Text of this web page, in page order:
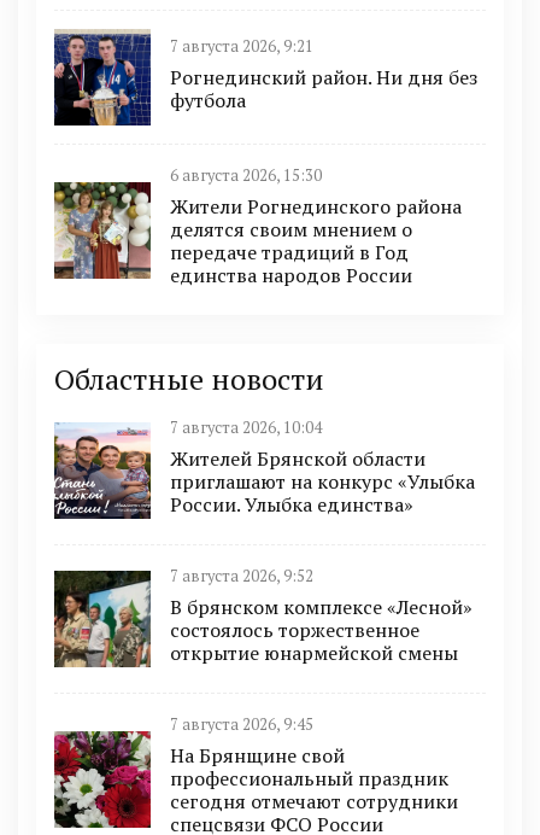
7 августа 2026, 9:21
Рогнединский район. Ни дня без
футбола
6 августа 2026, 15:30
Жители Рогнединского района
делятся своим мнением о
передаче традиций в Год
единства народов России
Областные новости
7 августа 2026, 10:04
Жителей Брянской области
приглашают на конкурс «Улыбка
России. Улыбка единства»
7 августа 2026, 9:52
В брянском комплексе «Лесной»
состоялось торжественное
открытие юнармейской смены
7 августа 2026, 9:45
На Брянщине свой
профессиональный праздник
сегодня отмечают сотрудники
спецсвязи ФСО России